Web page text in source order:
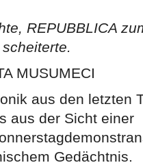
REPUBBLICA
MUSUMECI
aus den letzten
aus der Sicht einer
Gedächtnis.